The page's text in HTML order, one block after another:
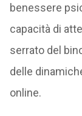
benessere
capacità di
serrato del
delle
online.